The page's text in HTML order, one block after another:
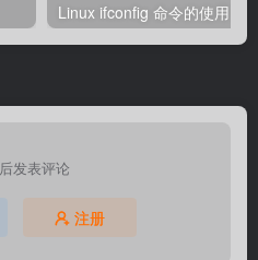
Linux ifconfig 命令的使用
发表评论
注册